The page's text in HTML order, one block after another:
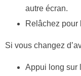
autre écran.
Relâchez pour
Si vous changez
Appui long sur